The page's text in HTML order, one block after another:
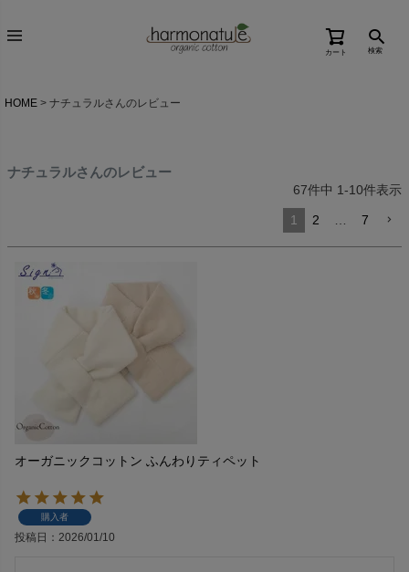
カート 検索
HOME ナチュラルさんのレビュー
ナチュラルさんのレビュー
67件中 1-10件表示
1 2 7
オーガニックコットン ふんわりティペット
購入者
投稿日 2026/01/10